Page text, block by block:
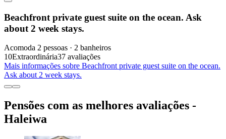
Beachfront private guest suite on the ocean. Ask
about 2 week stays.
Acomoda 2 pessoas · 2 banheiros
10Extraordinária37 avaliações
Mais informações sobre Beachfront private guest suite on the ocean.
Ask about 2 week stays.
Pensões com as melhores avaliações -
Haleiwa